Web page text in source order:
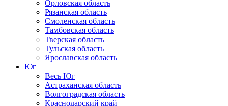
Орловская область
Рязанская область
Смоленская область
Тамбовская область
Тверская область
Тульская область
Ярославская область
Юг
Весь Юг
Астраханская область
Волгоградская область
Краснодарский край